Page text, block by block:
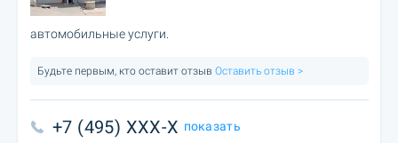
автомобильные услуги.
Будьте первым, кто оставит отзыв Оставить отзыв >
+7 (495) XXX-X показать